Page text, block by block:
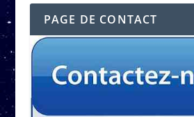
PAGE DE CONTACT